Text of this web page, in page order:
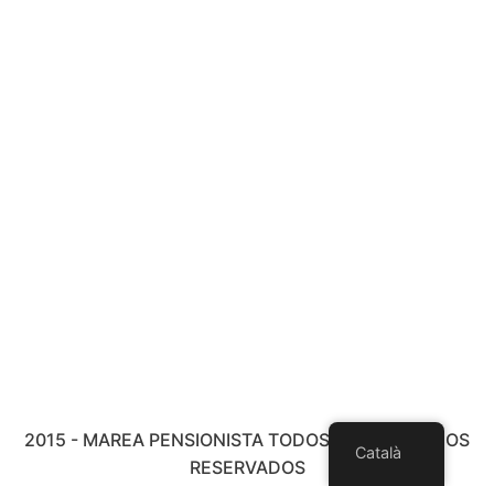
2015 - MAREA PENSIONISTA TODOS LOS DERECHOS
RESERVADOS
Català